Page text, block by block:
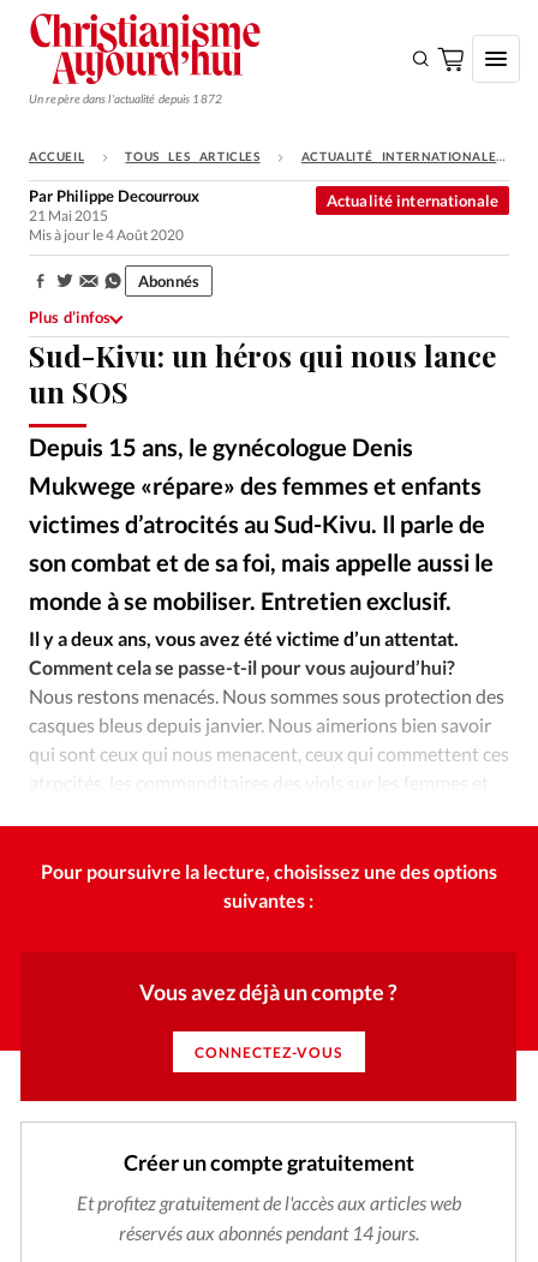
Un repère dans l'actualité depuis 1872
S'ABONNER
Monde
Opinions
Tous les articles
Faire un don
Emploi
Se connecter
Édition: Internationale
RUBRIQUES
Tous les articles
Actualité chrétienne
Actualité internationale
Chronique
Culture
Dossier
Eglises Foi Génération réveil
Monde
Opinions
Publireportage
Relations Aujourd'hui
ACCUEIL TOUS LES ARTICLES ACTUALITÉ INTERNATIONALE
Sud-Kivu: un héros qui nous lance
un SOS
Depuis 15 ans, le gynécologue Denis
Mukwege «répare» des femmes et enfants
victimes d’atrocités au Sud-Kivu. Il parle de
son combat et de sa foi, mais appelle aussi le
monde à se mobiliser. Entretien exclusif.
Actualité internationale
Par Philippe Decourroux
21 Mai 2015
Mis à jour le 4 Août 2020
Partager:
Abonnés
Plus d’infos
©Alliance Presse
Il y a deux ans, vous avez été victime d’un attentat.
Comment cela se passe-t-il pour vous aujourd’hui?
Nous restons menacés. Nous sommes sous protection des
casques bleus depuis janvier. Nous aimerions bien savoir
qui sont ceux qui nous menacent, ceux qui commettent ces
atrocités, les commanditaires des viols sur les femmes et
Pour poursuivre la lecture, choisissez une des options
suivantes :
Vous avez déjà un compte ?
CONNECTEZ-VOUS
Créer un compte gratuitement
Et profitez gratuitement de l'accès aux articles web
réservés aux abonnés pendant 14 jours.